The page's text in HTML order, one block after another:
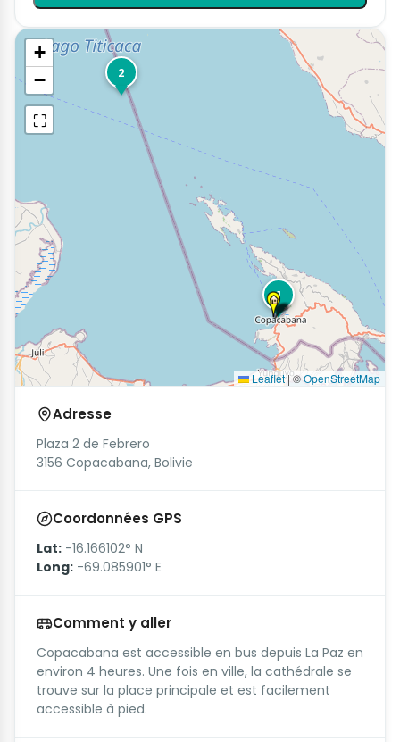
1
2
+
−
⛶
Leaflet|©OpenStreetMap
Adresse
Plaza 2 de Febrero
3156 Copacabana, Bolivie
Coordonnées GPS
Lat: -16.166102° N
Long: -69.085901° E
Comment y aller
Copacabana est accessible en bus depuis La Paz en
environ 4 heures. Une fois en ville, la cathédrale se
trouve sur la place principale et est facilement
accessible à pied.